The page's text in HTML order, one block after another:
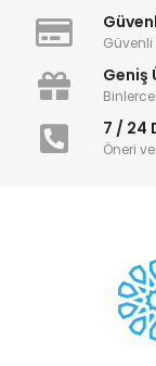
Geniş
7 / 24
Öneri